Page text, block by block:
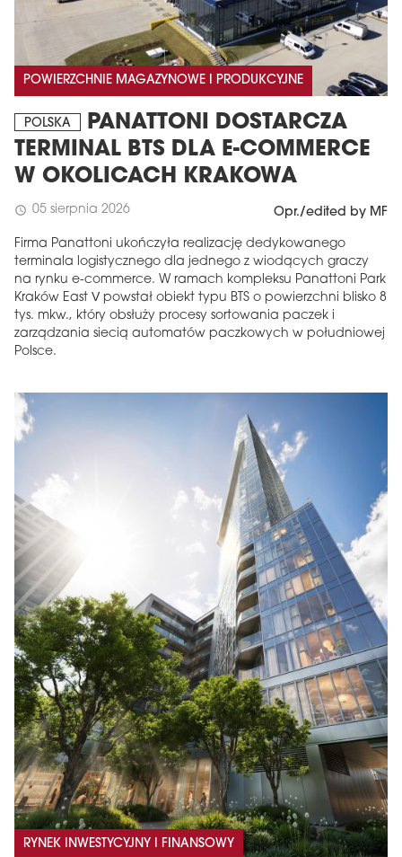
POWIERZCHNIE MAGAZYNOWE I PRODUKCYJNE
POLSKA
PANATTONI DOSTARCZA
TERMINAL BTS DLA E-COMMERCE
W OKOLICACH KRAKOWA
schedule 05 sierpnia 2026 Opr./edited by MF
Firma Panattoni ukończyła realizację dedykowanego
terminala logistycznego dla jednego z wiodących graczy
na rynku e-commerce. W ramach kompleksu Panattoni Park
Kraków East V powstał obiekt typu BTS o powierzchni blisko 8
tys. mkw., który obsłuży procesy sortowania paczek i
zarządzania siecią automatów paczkowych w południowej
Polsce.
RYNEK INWESTYCYJNY I FINANSOWY